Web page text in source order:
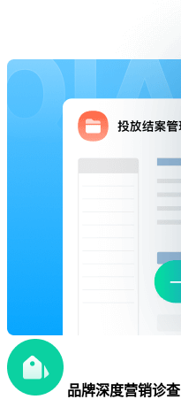
品牌深度营销诊查